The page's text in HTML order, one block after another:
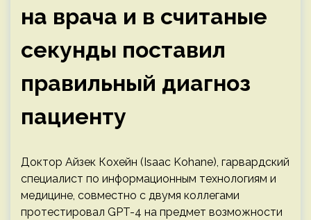
на врача и в считаные
секунды поставил
правильный диагноз
пациенту
Доктор Айзек Кохейн (Isaac Kohane), гарвардский
специалист по информационным технологиям и
медицине, совместно с двумя коллегами
протестировал GPT-4 на предмет возможности